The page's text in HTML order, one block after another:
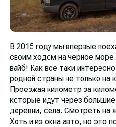
В 2015 году мы впервые
своим ходом на черное
вайб! Как все таки
родной страны не только на
Проезжая километр за
которые идут через
деревни, села. Смотреть на
Хоть и из окна авто, но это